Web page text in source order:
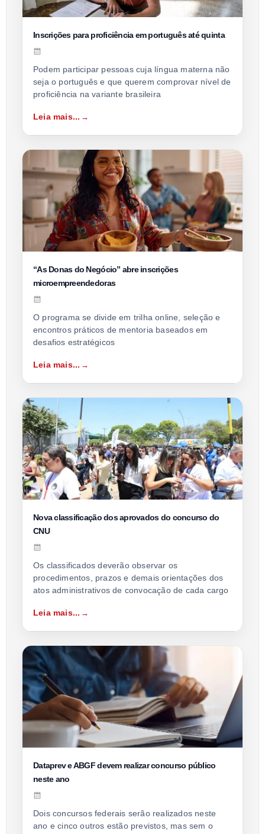
Inscrições para proficiência em português até quinta
Podem participar pessoas cuja língua materna não
seja o português e que querem comprovar nível de
proficiência na variante brasileira
Leia mais...
“As Donas do Negócio” abre inscrições
microempreendedoras
O programa se divide em trilha online, seleção e
encontros práticos de mentoria baseados em
desafios estratégicos
Leia mais...
Nova classificação dos aprovados do concurso do
CNU
Os classificados deverão observar os
procedimentos, prazos e demais orientações dos
atos administrativos de convocação de cada cargo
Leia mais...
Dataprev e ABGF devem realizar concurso público
neste ano
Dois concursos federais serão realizados neste
ano e cinco outros estão previstos, mas sem o